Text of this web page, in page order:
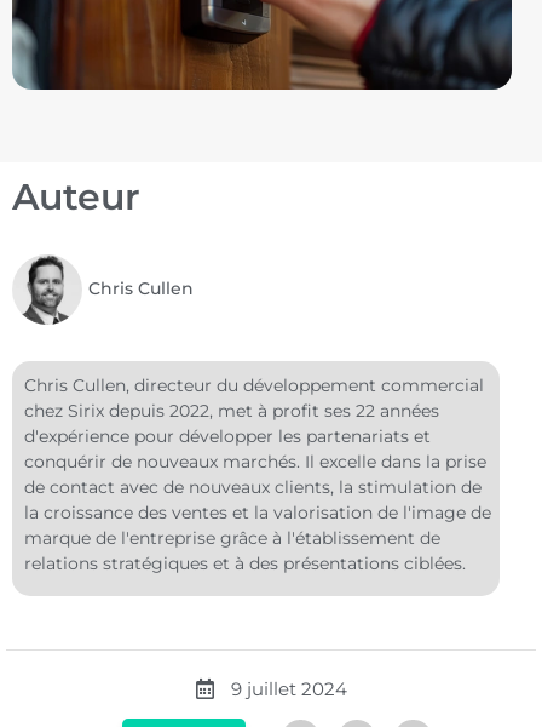
Auteur
Chris Cullen
Chris Cullen, directeur du développement commercial
chez Sirix depuis 2022, met à profit ses 22 années
d'expérience pour développer les partenariats et
conquérir de nouveaux marchés. Il excelle dans la prise
de contact avec de nouveaux clients, la stimulation de
la croissance des ventes et la valorisation de l'image de
marque de l'entreprise grâce à l'établissement de
relations stratégiques et à des présentations ciblées.
9 juillet 2024